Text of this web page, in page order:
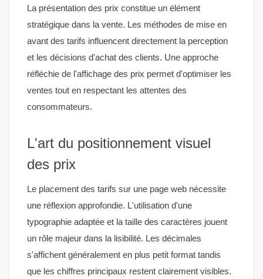
La présentation des prix constitue un élément
stratégique dans la vente. Les méthodes de mise en
avant des tarifs influencent directement la perception
et les décisions d'achat des clients. Une approche
réfléchie de l'affichage des prix permet d'optimiser les
ventes tout en respectant les attentes des
consommateurs.
L'art du positionnement visuel
des prix
Le placement des tarifs sur une page web nécessite
une réflexion approfondie. L'utilisation d'une
typographie adaptée et la taille des caractères jouent
un rôle majeur dans la lisibilité. Les décimales
s'affichent généralement en plus petit format tandis
que les chiffres principaux restent clairement visibles.